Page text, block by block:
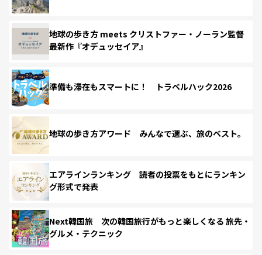
地球の歩き方 meets クリストファー・ノーラン監督
最新作『オデュッセイア』
準備も滞在もスマートに！ トラベルハック2026
地球の歩き方アワード みんなで選ぶ、旅のベスト。
エアラインランキング 読者の投票をもとにランキン
グ形式で発表
Next韓国旅 次の韓国旅行がもっと楽しくなる 旅先・
グルメ・テクニック